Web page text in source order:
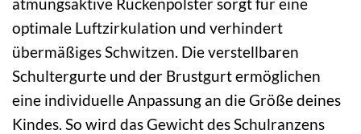
optimale Luftzirkulation und verhindert
übermäßiges Schwitzen. Die verstellbaren
Schultergurte und der Brustgurt ermöglichen
eine individuelle Anpassung an die Größe deines
Kindes. So wird das Gewicht des Schulranzens